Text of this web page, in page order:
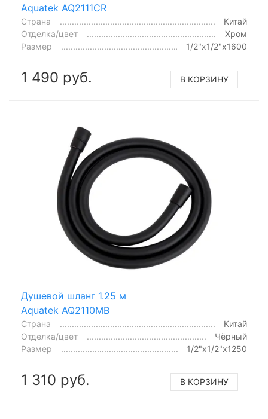
Aquatek AQ2111CR
Страна
Китай
Отделка/цвет
Хром
Размер
1/2"x1/2"x1600
1 490 руб. В КОРЗИНУ
Душевой шланг 1.25 м
Aquatek AQ2110MB
Страна
Китай
Отделка/цвет
Чёрный
Размер
1/2"x1/2"x1250
1 310 руб. В КОРЗИНУ